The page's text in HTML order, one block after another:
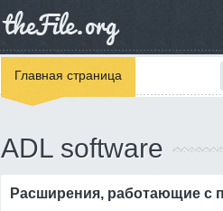
Главная страница
ADL software
Расширения, работающие с